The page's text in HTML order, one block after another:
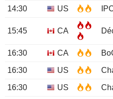
14:30 US
15:45 CA
16:30 CA
16:30 US
16:30 US